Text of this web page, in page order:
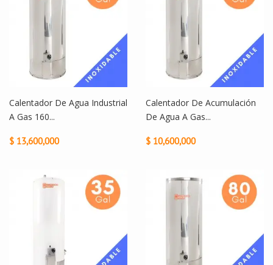
Calentador De Agua Industrial
A Gas 160...
$ 13,600,000
Calentador De Acumulación
De Agua A Gas...
$ 10,600,000